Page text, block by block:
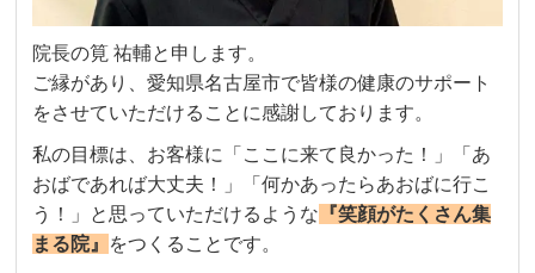
院長の筧 祐輔と申します。
ご縁があり、愛知県名古屋市で皆様の健康のサポート
をさせていただけることに感謝しております。
私の目標は、お客様に「ここに来て良かった！」「あ
おばであれば大丈夫！」「何かあったらあおばに行こ
う！」と思っていただけるような 『笑顔がたくさん集
まる院』
をつくることです。